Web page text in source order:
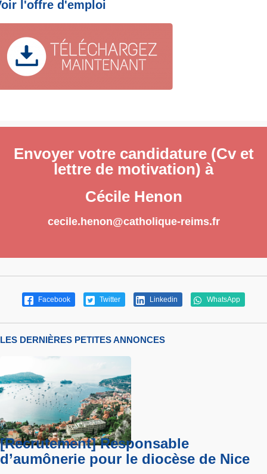
l'offre d'emploi
Envoyer votre candidature (Cv et
lettre de motivation) à
Cécile Henon
cecile.henon@catholique-reims.fr
Facebook Twitter Linkedin WhatsApp
LES DERNIÈRES PETITES ANNONCES
[Recrutement] Responsable
d’aumônerie pour le diocèse de Nice